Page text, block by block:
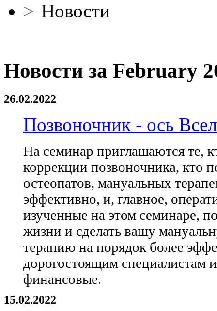
> Новости
Новости за February
26.02.2022
Позвоночник - ось
На семинар приглашаются те,
коррекции позвоночника, кто
остеопатов, мануальных
эффективно, и, главное,
изученные на этом семинаре,
жизни и сделать вашу
терапию на порядок более
дорогостоящим специалистам
финансовые.
15.02.2022